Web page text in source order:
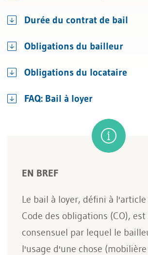
Durée du contrat de bail
Obligations du bailleur
Obligations du locataire
FAQ: Bail à loyer
EN BREF
Le bail à loyer, défini à
Code des obligations (CO),
consensuel par lequel le
l'usage d'une chose (mobilière